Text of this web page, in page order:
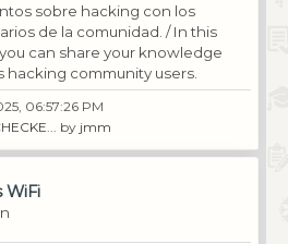
sobre hacking con los
de la comunidad. / In this
can share your knowledge
hacking community users.
06:57:26 PM
by jmm
WiFi